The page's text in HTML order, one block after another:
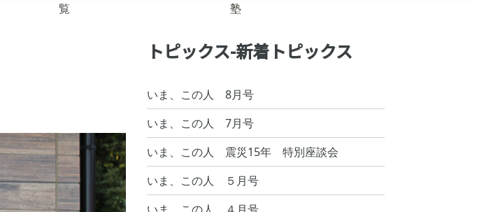
覧
塾
トピックス-新着トピックス
いま、この人 8月号
いま、この人 7月号
いま、この人 震災15年 特別座談会
いま、この人 ５月号